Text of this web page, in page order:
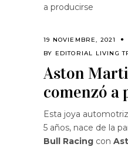
a producirse
19 NOVIEMBRE, 2021
BY EDITORIAL LIVING
Aston
comenzó a
Esta joya
5 años, nace de la
Bull Racing con